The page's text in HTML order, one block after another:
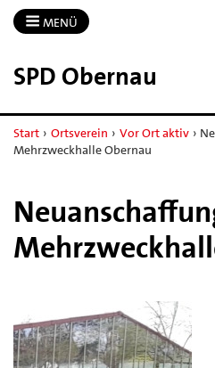
MENÜ
SPD Obernau
Start › Ortsverein › Vor Ort aktiv ›
Mehrzweckhalle Obernau